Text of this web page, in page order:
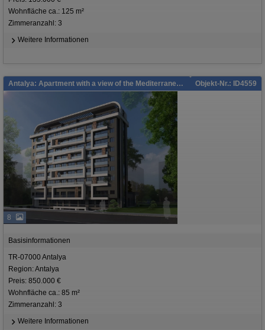
Wohnfläche ca.: 125 m²
Zimmeranzahl: 3
Weitere Informationen
Antalya: Apartment with a view of the Mediterranean Sea, in a building under construction. Objekt-Nr.: ID4559
8
Basisinformationen
TR-07000 Antalya
Region: Antalya
Preis: 850.000 €
Wohnfläche ca.: 85 m²
Zimmeranzahl: 3
Weitere Informationen